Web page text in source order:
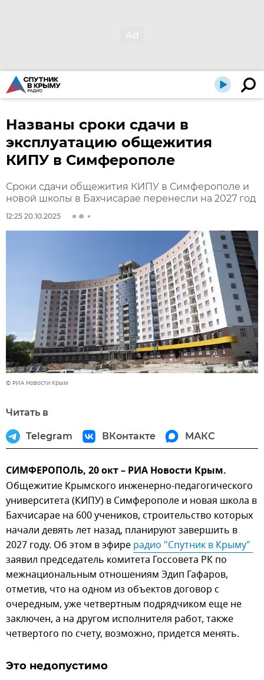
Названы сроки сдачи в
эксплуатацию общежития
КИПУ в Симферополе
Сроки сдачи общежития КИПУ в Симферополе и
новой школы в Бахчисарае перенесли на 2027 год
12:25 20.10.2025
© РИА Новости Крым
Читать в
Telegram ВКонтакте МАКС
СИМФЕРОПОЛЬ, 20 окт – РИА Новости Крым.
Общежитие Крымского инженерно-педагогического
университета (КИПУ) в Симферополе и новая школа в
Бахчисарае на 600 учеников, строительство которых
начали девять лет назад, планируют завершить в
2027 году. Об этом в эфире
заявил председатель комитета Госсовета РК по
межнациональным отношениям Эдип Гафаров,
отметив, что на одном из объектов договор с
очередным, уже четвертным подрядчиком еще не
заключен, а на другом исполнителя работ, также
четвертого по счету, возможно, придется менять.
Это недопустимо